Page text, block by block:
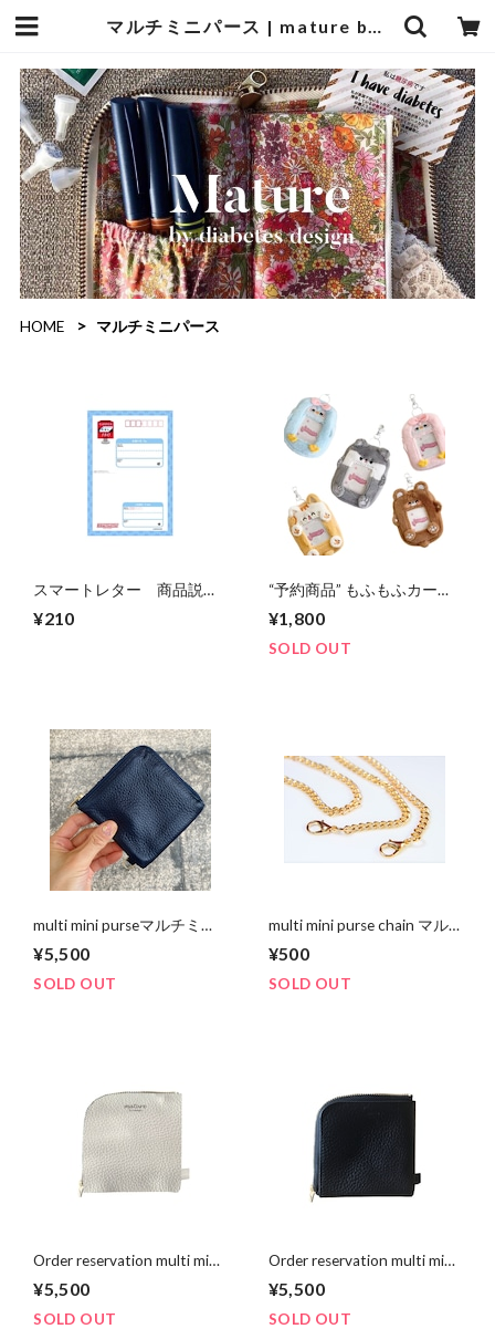
マルチミニパース | mature by ndesign
HOME マルチミニパース
スマートレター 商品説明
¥210
“予約商品” もふもふカー
¥1,800
SOLD OUT
multi mini purseマルチミニ
パース《navy×Liberty》
¥5,500
SOLD OUT
multi mini purse chain マル
チミニパース付属チェーン
¥500
SOLD OUT
Order reservation multi mini
purse【受注予約】マルチミ
ニパース《white × Liberty》
¥5,500
SOLD OUT
Order reservation multi mini
purse【受注予約】マルチミ
ニパース《black×Liberty》
¥5,500
SOLD OUT